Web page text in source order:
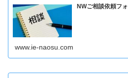
NWご相談依頼フ
www.ie-naosu.com